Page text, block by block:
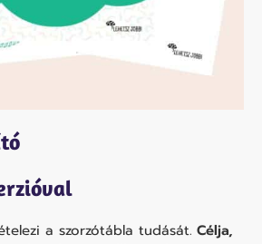
a szorzótábla tudását. Célja,